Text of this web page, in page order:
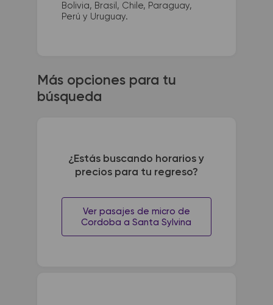
Bolivia, Brasil, Chile, Paraguay,
Perú y Uruguay.
Más opciones para tu
búsqueda
¿Estás buscando horarios y
precios para tu regreso?
Ver pasajes de micro de
Cordoba a Santa Sylvina